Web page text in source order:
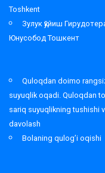
Toshkent
Зулук қўйиш
Юнусобод Тошкент
Quloqdan doimo
suyuqlik oqadi. Quloqdan
sariq suyuqlikning tushishi
davolash
Bolaning qulog’i oqishi